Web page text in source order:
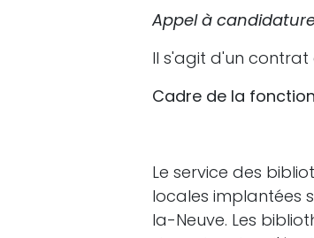
Appel à
Il s'agit d'un
Cadre de la fonction
Le service des
locales implantées
la-Neuve. Les